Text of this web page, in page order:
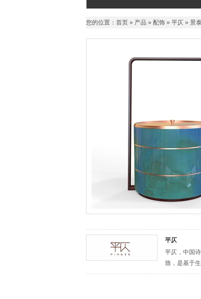
您的位置： 首页 » 产品 » 配饰 » 平仄 » 景
平仄
平仄，中国
致，是基于